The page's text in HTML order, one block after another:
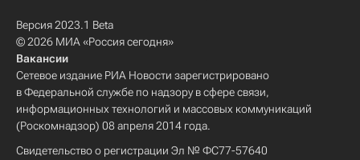
Версия 2023.1 Beta
© 2026 МИА «Россия сегодня»
Вакансии
Сетевое издание РИА Новости зарегистрировано
в Федеральной службе по надзору в сфере связи,
информационных технологий и массовых коммуникаций
(Роскомнадзор) 08 апреля 2014 года.
Свидетельство о регистрации Эл № ФС77-57640